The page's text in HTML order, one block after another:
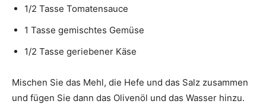
1/2 Tasse Tomatensauce
1 Tasse gemischtes Gemüse
1/2 Tasse geriebener Käse
Mischen Sie das Mehl, die Hefe und das Salz zusammen
und fügen Sie dann das Olivenöl und das Wasser hinzu.